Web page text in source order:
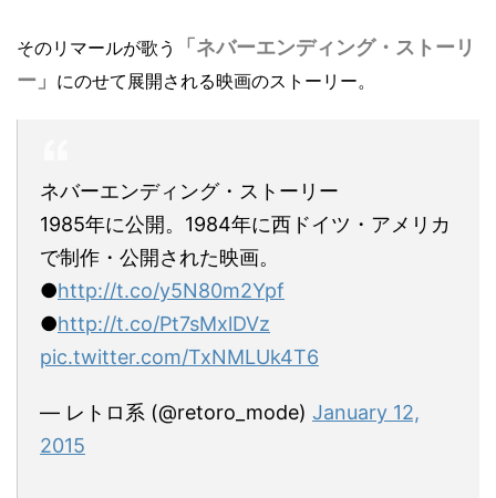
そのリマールが歌う
「ネバーエンディング・ストーリ
ー」 にのせて展開される映画のストーリー。
ネバーエンディング・ストーリー
1985年に公開。1984年に西ドイツ・アメリカ
で制作・公開された映画。
●http://t.co/y5N80m2Ypf
●http://t.co/Pt7sMxlDVz
pic.twitter.com/TxNMLUk4T6
— レトロ系 (@retoro_mode) January 12,
2015